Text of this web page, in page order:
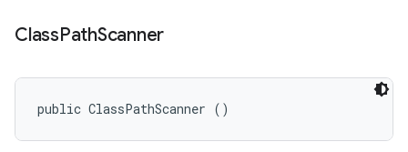
ClassPathScanner
public ClassPathScanner ()